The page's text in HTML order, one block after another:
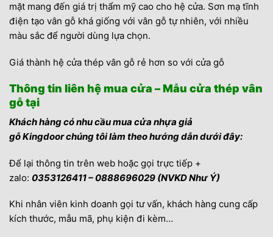
mặt mang đến giá trị thẩm mỹ cao cho hệ cửa. Sơn mạ tĩnh
điện tạo vân gỗ khá giống với vân gỗ tự nhiên, với nhiều
màu sắc để người dùng lựa chọn.
Giá thành hệ cửa thép vân gỗ rẻ hơn so với cửa gỗ
Thông tin liên hệ mua cửa – Mẫu cửa thép vân
gỗ tại
Khách hàng có nhu cầu mua cửa nhựa giả
gỗ Kingdoor chúng tôi làm theo hướng dẫn dưới đây:
Để lại thông tin trên web hoặc gọi trực tiếp +
zalo: 0353126411 – 0888696029 (NVKD Như Ý)
Khi nhân viên kinh doanh gọi tư vấn, khách hàng cung cấp
kích thước, mẫu mã, phụ kiện đi kèm…